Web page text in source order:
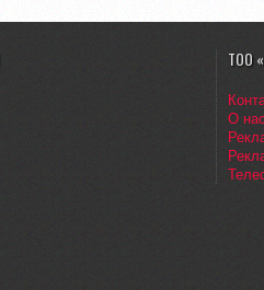
ТОО
О нас